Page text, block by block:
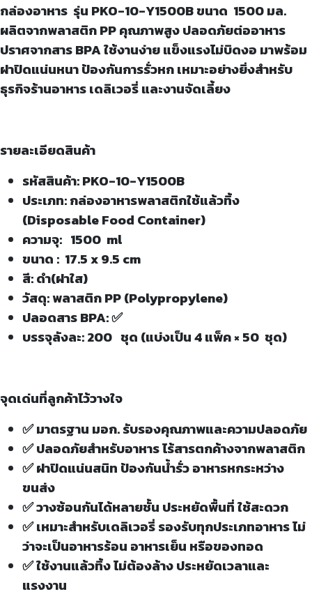
กล่องอาหาร รุ่น PKO-10-Y1500B ขนาด 1500 มล.
ผลิตจากพลาสติก PP คุณภาพสูง ปลอดภัยต่ออาหาร
ปราศจากสาร BPA ใช้งานง่าย แข็งแรงไม่บิดงอ มาพร้อม
ฝาปิดแน่นหนา ป้องกันการรั่วหก เหมาะอย่างยิ่งสำหรับ
ธุรกิจร้านอาหาร เดลิเวอรี่ และงานจัดเลี้ยง
รายละเอียดสินค้า
รหัสสินค้า: PKO-10-Y1500B
ประเภท: กล่องอาหารพลาสติกใช้แล้วทิ้ง
(Disposable Food Container)
ความจุ: 1500 ml
ขนาด : 17.5 x 9.5 cm
สี: ดำ(ฝาใส)
วัสดุ: พลาสติก PP (Polypropylene)
ปลอดสาร BPA: ✅
บรรจุลังละ: 200 ชุด (แบ่งเป็น 4 แพ็ค × 50 ชุด)
จุดเด่นที่ลูกค้าไว้วางใจ
✅ มาตรฐาน มอก. รับรองคุณภาพและความปลอดภัย
✅ ปลอดภัยสำหรับอาหาร ไร้สารตกค้างจากพลาสติก
✅ ฝาปิดแน่นสนิท ป้องกันน้ำรั่ว อาหารหกระหว่าง
ขนส่ง
✅ วางซ้อนกันได้หลายชั้น ประหยัดพื้นที่ ใช้สะดวก
✅ เหมาะสำหรับเดลิเวอรี่ รองรับทุกประเภทอาหาร ไม่
ว่าจะเป็นอาหารร้อน อาหารเย็น หรือของทอด
✅ ใช้งานแล้วทิ้ง ไม่ต้องล้าง ประหยัดเวลาและ
แรงงาน